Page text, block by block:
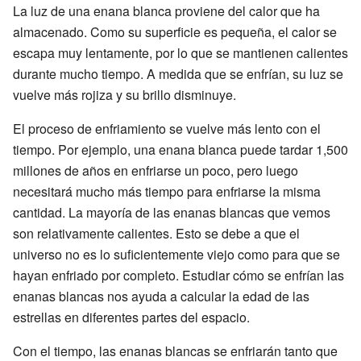
La luz de una enana blanca proviene del calor que ha
almacenado. Como su superficie es pequeña, el calor se
escapa muy lentamente, por lo que se mantienen calientes
durante mucho tiempo. A medida que se enfrían, su luz se
vuelve más rojiza y su brillo disminuye.
El proceso de enfriamiento se vuelve más lento con el
tiempo. Por ejemplo, una enana blanca puede tardar 1,500
millones de años en enfriarse un poco, pero luego
necesitará mucho más tiempo para enfriarse la misma
cantidad. La mayoría de las enanas blancas que vemos
son relativamente calientes. Esto se debe a que el
universo no es lo suficientemente viejo como para que se
hayan enfriado por completo. Estudiar cómo se enfrían las
enanas blancas nos ayuda a calcular la edad de las
estrellas en diferentes partes del espacio.
Con el tiempo, las enanas blancas se enfriarán tanto que